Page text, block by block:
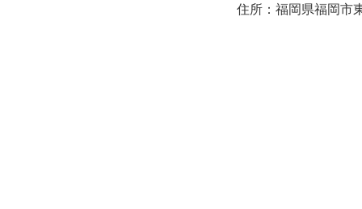
住所：福岡県福岡市